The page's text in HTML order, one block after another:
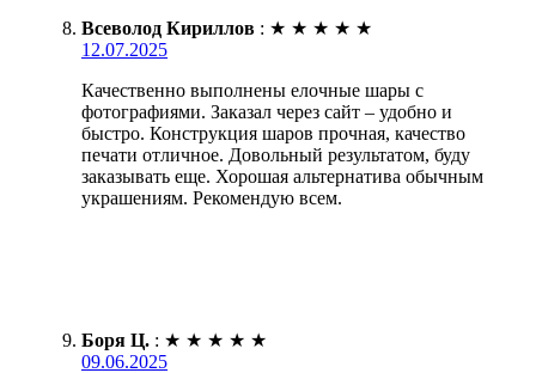
Всеволод Кириллов : ★ ★ ★ ★ ★
12.07.2025
Качественно выполнены елочные шары с
фотографиями. Заказал через сайт – удобно и
быстро. Конструкция шаров прочная, качество
печати отличное. Довольный результатом, буду
заказывать еще. Хорошая альтернатива обычным
украшениям. Рекомендую всем.
Боря Ц. : ★ ★ ★ ★ ★
09.06.2025